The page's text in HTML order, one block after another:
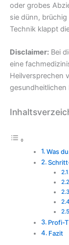
oder grobes
sie dünn,
Technik klappt
Disclaimer: Bei
eine
Heilversprechen
gesundheitlichen
Was
Profi-
Fazit